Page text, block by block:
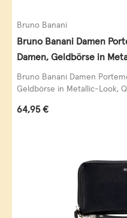
Bruno Banani
Bruno Banani Damen
Damen, Geldbörse in
Leder, schwarz-gold
Bruno Banani Damen
Geldbörse in Metallic-Look,
Regulärer Preis:
64,95 €